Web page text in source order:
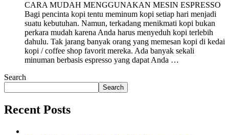
CARA MUDAH MENGGUNAKAN MESIN ESPRESSO
Bagi pencinta kopi tentu meminum kopi setiap hari menjadi
suatu kebutuhan. Namun, terkadang menikmati kopi bukan
perkara mudah karena Anda harus menyeduh kopi terlebih
dahulu. Tak jarang banyak orang yang memesan kopi di kedai
kopi / coffee shop favorit mereka. Ada banyak sekali
minuman berbasis espresso yang dapat Anda …
Search
Search
Recent Posts